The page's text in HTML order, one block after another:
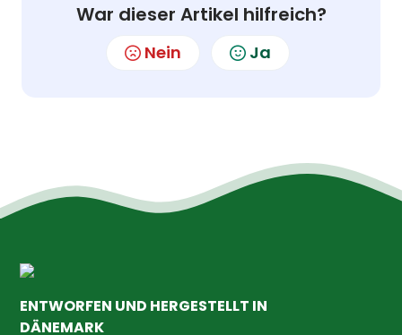
War dieser Artikel hilfreich?
Nein Ja
ENTWORFEN UND HERGESTELLT IN
DÄNEMARK